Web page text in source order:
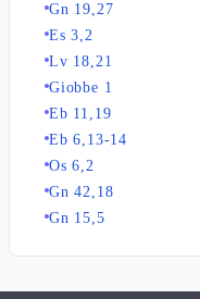
Gn 19,27
Es 3,2
Lv 18,21
Giobbe 1
Eb 11,19
Eb 6,13-14
Os 6,2
Gn 42,18
Gn 15,5